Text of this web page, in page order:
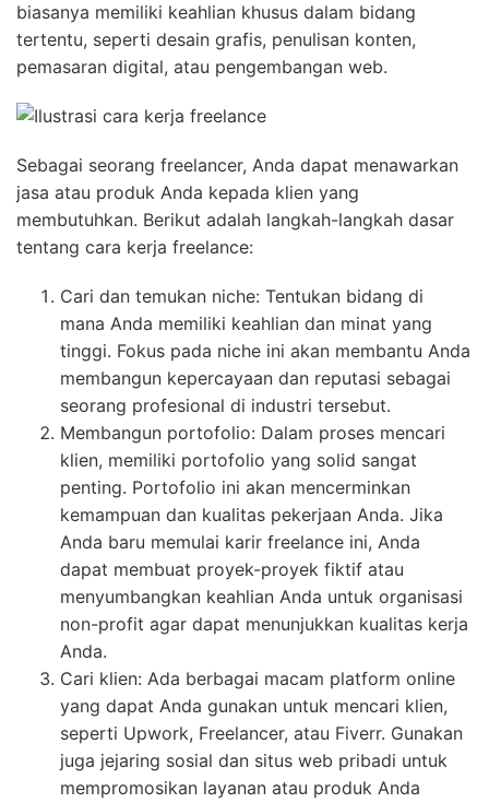
biasanya memiliki keahlian khusus dalam bidang
tertentu, seperti desain grafis, penulisan konten,
pemasaran digital, atau pengembangan web.
Sebagai seorang freelancer, Anda dapat menawarkan
jasa atau produk Anda kepada klien yang
membutuhkan. Berikut adalah langkah-langkah dasar
tentang cara kerja freelance:
Cari dan temukan niche: Tentukan bidang di
mana Anda memiliki keahlian dan minat yang
tinggi. Fokus pada niche ini akan membantu Anda
membangun kepercayaan dan reputasi sebagai
seorang profesional di industri tersebut.
Membangun portofolio: Dalam proses mencari
klien, memiliki portofolio yang solid sangat
penting. Portofolio ini akan mencerminkan
kemampuan dan kualitas pekerjaan Anda. Jika
Anda baru memulai karir freelance ini, Anda
dapat membuat proyek-proyek fiktif atau
menyumbangkan keahlian Anda untuk organisasi
non-profit agar dapat menunjukkan kualitas kerja
Anda.
Cari klien: Ada berbagai macam platform online
yang dapat Anda gunakan untuk mencari klien,
seperti Upwork, Freelancer, atau Fiverr. Gunakan
juga jejaring sosial dan situs web pribadi untuk
mempromosikan layanan atau produk Anda